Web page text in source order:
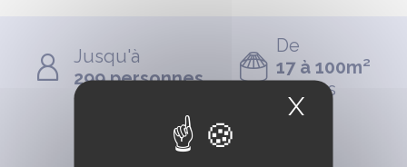
Jusqu'à
299 personnes
De
17 à 100m²
et plus
Livraison et montage
Sur toute la France
X